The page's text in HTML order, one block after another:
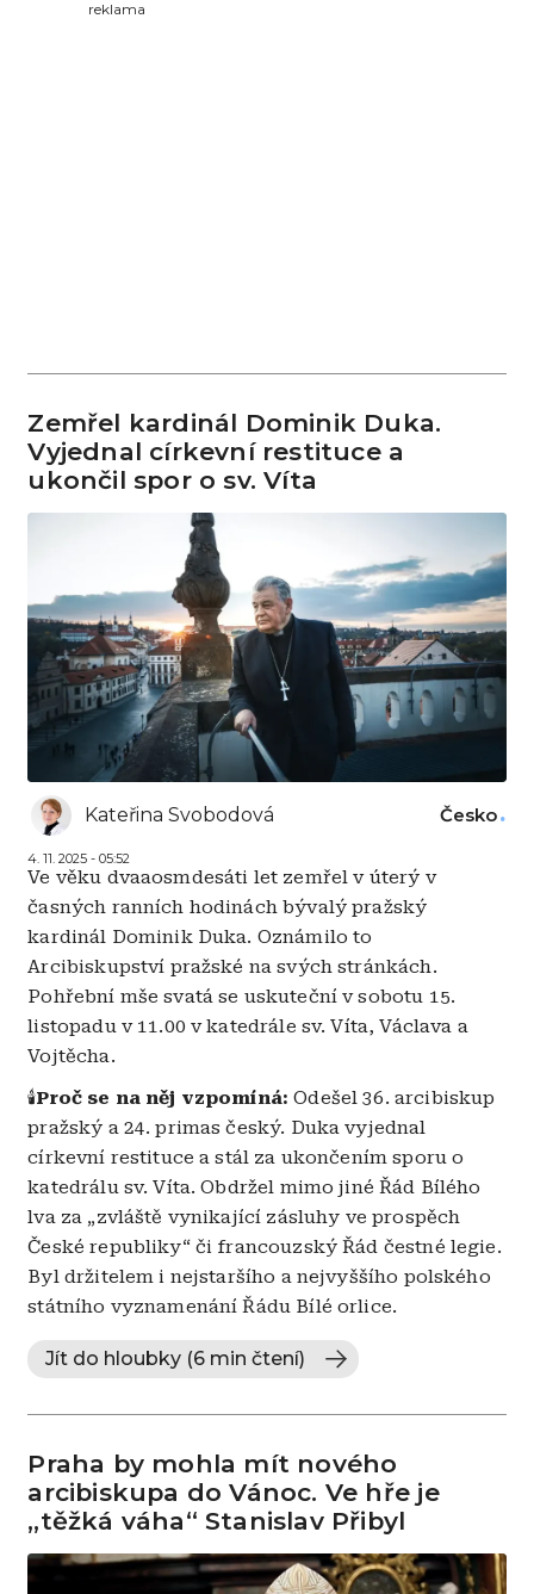
reklama
Zemřel kardinál Dominik Duka.
Vyjednal církevní restituce a
ukončil spor o sv. Víta
Kateřina Svobodová
4. 11. 2025 - 05:52
Česko
Ve věku dvaaosmdesáti let zemřel v úterý v
časných ranních hodinách bývalý pražský
kardinál Dominik Duka. Oznámilo to
Arcibiskupství pražské na svých stránkách.
Pohřební mše svatá se uskuteční v sobotu 15.
listopadu v 11.00 v katedrále sv. Víta, Václava a
Vojtěcha.
🕯️Proč se na něj vzpomíná: Odešel 36. arcibiskup
pražský a 24. primas český. Duka vyjednal
církevní restituce a stál za ukončením sporu o
katedrálu sv. Víta. Obdržel mimo jiné Řád Bílého
lva za „zvláště vynikající zásluhy ve prospěch
České republiky“ či francouzský Řád čestné legie.
Byl držitelem i nejstaršího a nejvyššího polského
státního vyznamenání Řádu Bílé orlice.
Jít do hloubky (6 min čtení)
Praha by mohla mít nového
arcibiskupa do Vánoc. Ve hře je
„těžká váha“ Stanislav Přibyl